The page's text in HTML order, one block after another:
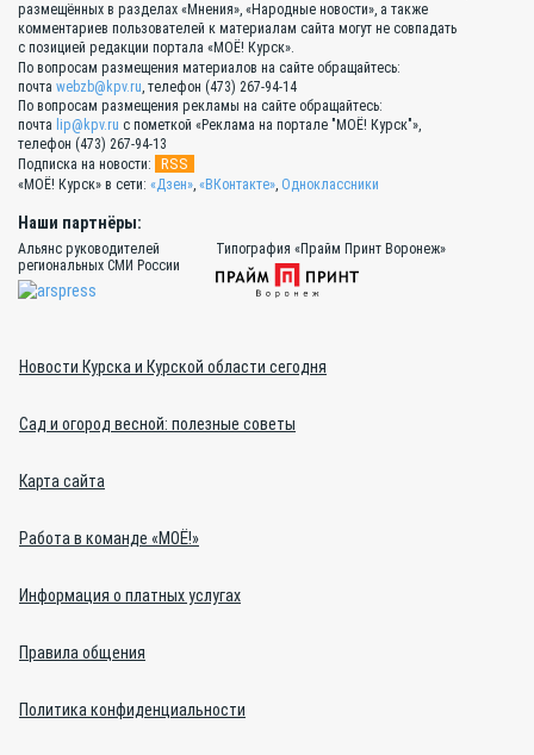
размещённых в разделах «Мнения», «Народные новости», а также
комментариев пользователей к материалам сайта могут не совпадать
с позицией редакции портала «МОЁ! Курск».
По вопросам размещения материалов на сайте обращайтесь:
почта webzb@kpv.ru, телефон (473) 267-94-14
По вопросам размещения рекламы на сайте обращайтесь:
почта lip@kpv.ru с пометкой «Реклама на портале "МОЁ! Курск"»,
телефон (473) 267-94-13
Подписка на новости:
RSS
«МОЁ! Курск» в сети: «Дзен», «ВКонтакте», Одноклассники
Наши партнёры:
Альянс руководителей
региональных СМИ России
Типография «Прайм Принт Воронеж»
Новости Курска и Курской области сегодня
Сад и огород весной: полезные советы
Карта сайта
Работа в команде «МОЁ!»
Информация о платных услугах
Правила общения
Политика конфиденциальности